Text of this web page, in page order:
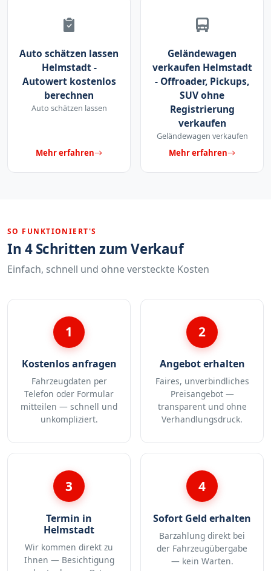
Auto schätzen lassen
Helmstadt -
Autowert kostenlos
berechnen
Auto schätzen lassen
Mehr erfahren
Geländewagen
verkaufen Helmstadt
- Offroader, Pickups,
SUV ohne
Registrierung
verkaufen
Geländewagen verkaufen
Mehr erfahren
SO FUNKTIONIERT'S
In 4 Schritten zum Verkauf
Einfach, schnell und ohne versteckte Kosten
1
Kostenlos anfragen
Fahrzeugdaten per
Telefon oder Formular
mitteilen — schnell und
unkompliziert.
2
Angebot erhalten
Faires, unverbindliches
Preisangebot —
transparent und ohne
Verhandlungsdruck.
3
Termin in
Helmstadt
Wir kommen direkt zu
Ihnen — Besichtigung
4
Sofort Geld erhalten
Barzahlung direkt bei
der Fahrzeugübergabe
— kein Warten.